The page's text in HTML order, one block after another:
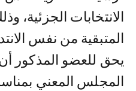
الانتخابات الجزئية،
المتبقية من نفس
يحق للعضو المذكور
المجلس المعني